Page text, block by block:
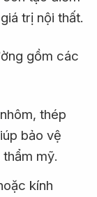
trị nội thất.
gồm các
thép
bảo vệ
mỹ.
kính